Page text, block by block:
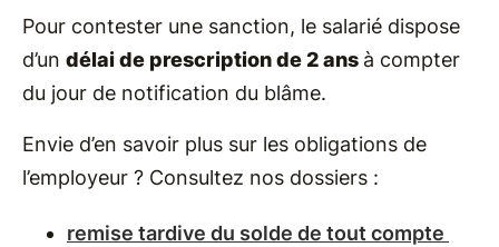
Pour contester une sanction, le salarié dispose
d’un délai de prescription de 2 ans à compter
du jour de notification du blâme.
Envie d’en savoir plus sur les obligations de
l’employeur ? Consultez nos dossiers :
remise tardive du solde de tout compte